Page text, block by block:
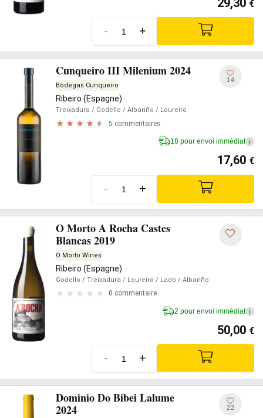
€
- +
Cunqueiro III Milenium 2024
Bodegas Cunqueiro
Ribeiro (Espagne)
Treixadura / Godello / Albariño / Loureiro
5 commentaires
14
18 pour envoi immédiat i
17,60 €
- +
O Morto A Rocha Castes
Blancas 2019
O Morto Wines
Ribeiro (Espagne)
Godello / Treixadura / Loureiro / Lado / Albariño
0 commentaire
2 pour envoi immédiat i
50,00 €
- +
Dominio Do Bibei Lalume
2024
22